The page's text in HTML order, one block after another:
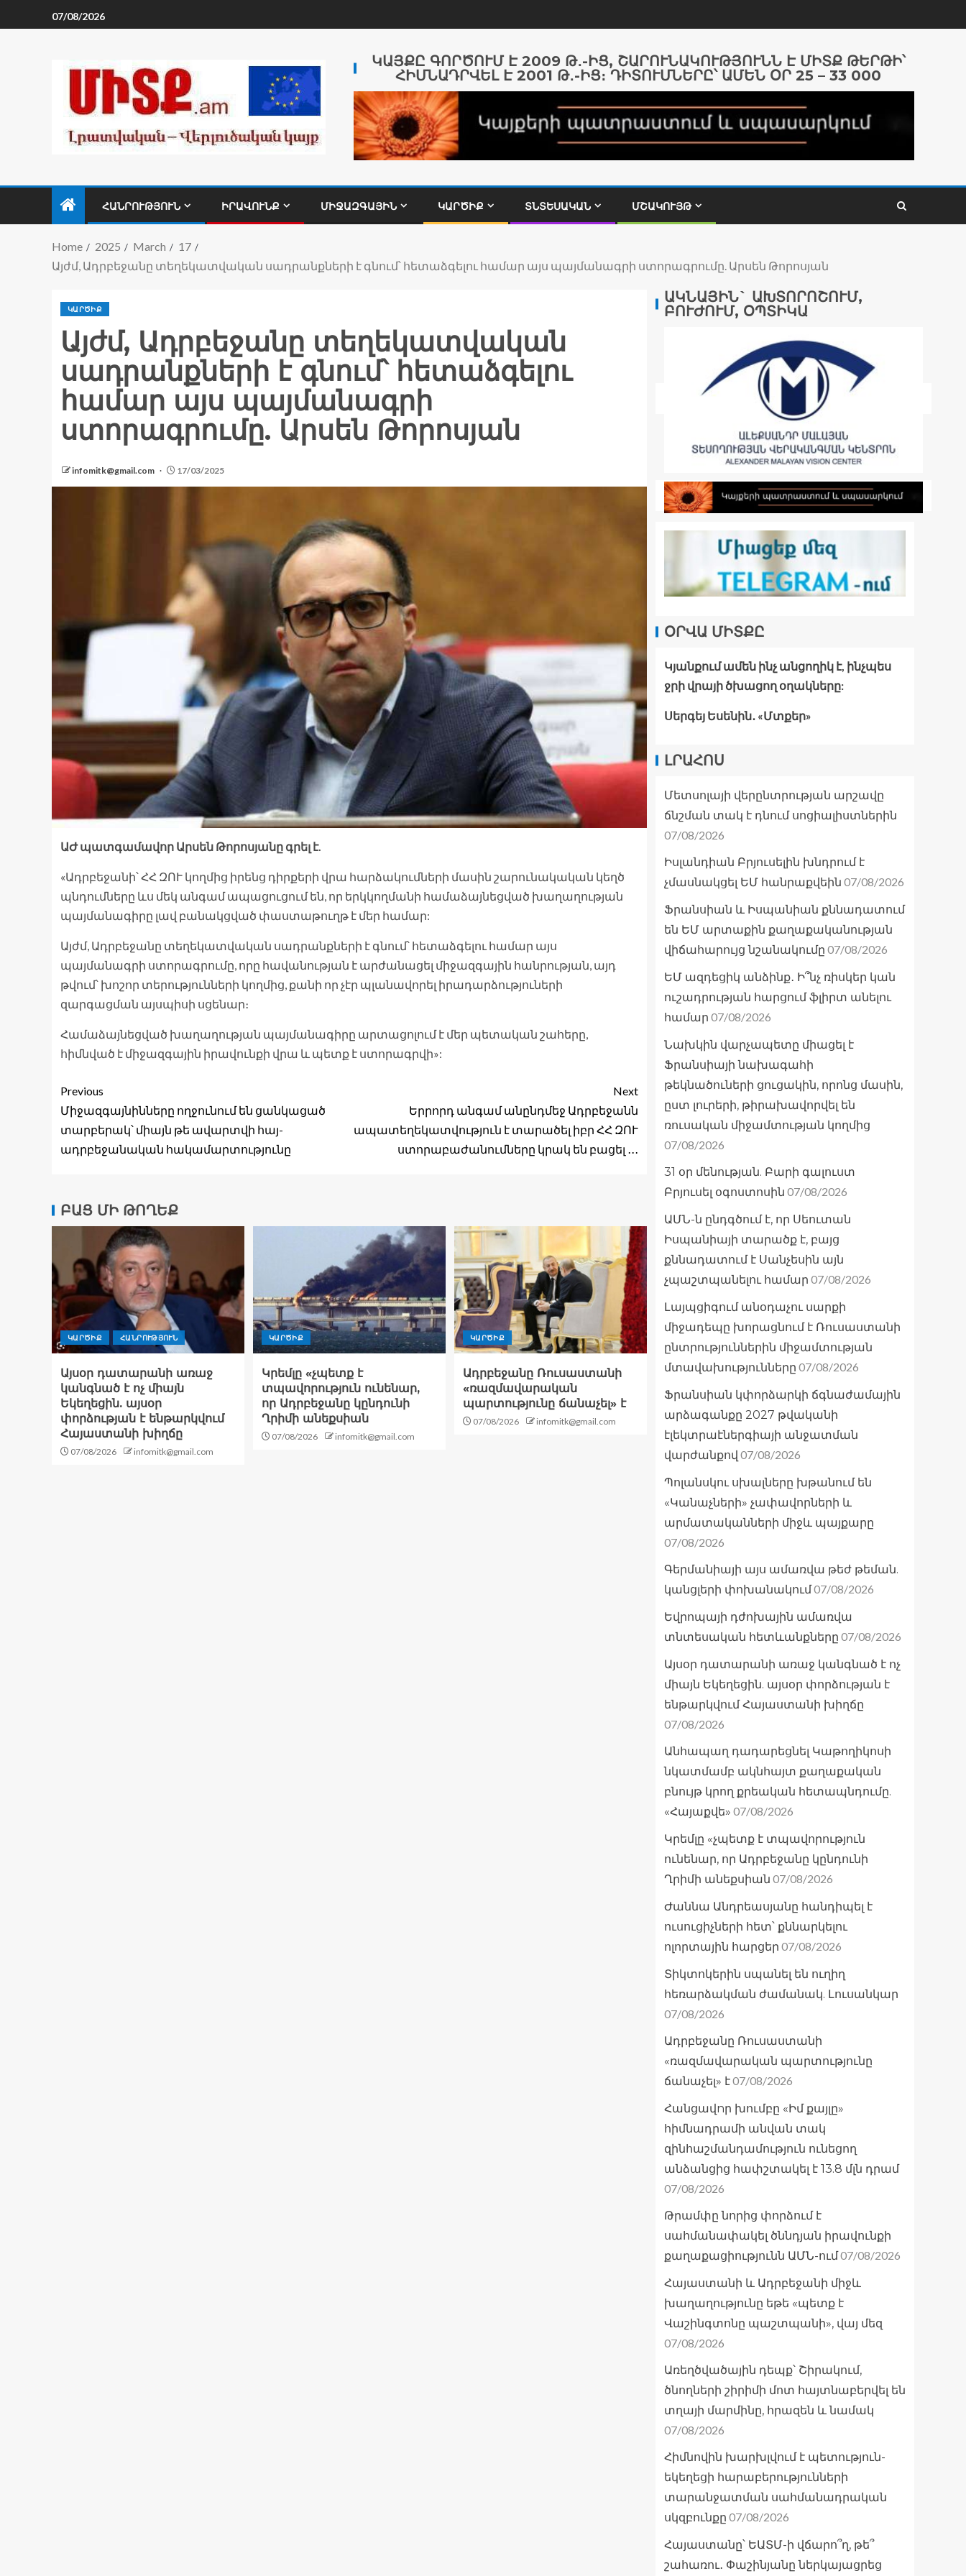
07/08/2026
ԿԱՅՔԸ ԳՈՐԾՈՒՄ Է 2009 Թ․-ԻՑ, ՇԱՐՈՒՆԱԿՈՒԹՅՈՒՆՆ Է ՄԻՏՔ ԹԵՐԹԻ՝
ՀԻՄՆԱԴՐՎԵԼ Է 2001 Թ․-ԻՑ։ ԴԻՏՈՒՄՆԵՐԸ՝ ԱՄԵՆ ՕՐ 25 – 33 000
ՀԱՆՐՈՒԹՅՈՒՆ ԻՐԱՎՈՒՆՔ ՄԻՋԱԶԳԱՅԻՆ ԿԱՐԾԻՔ ՏՆՏԵՍԱԿԱՆ ՄՇԱԿՈՒՅԹ
Home 2025 March
17
Այժմ, Ադրբեջանը տեղեկատվական սադրանքների է գնում՝ հետաձգելու համար այս պայմանագրի ստորագրումը. Արսեն Թորոսյան
ԿԱՐԾԻՔ
Այժմ, Ադրբեջանը տեղեկատվական
սադրանքների է գնում՝ հետաձգելու
համար այս պայմանագրի
ստորագրումը. Արսեն Թորոսյան
infomitk@gmail.com 17/03/2025
ԱԺ պատգամավոր Արսեն Թորոսյանը գրել է.
«Ադրբեջանի՝ ՀՀ ԶՈՒ կողմից իրենց դիրքերի վրա հարձակումների մասին շարունակական կեղծ
պնդումները ևս մեկ անգամ ապացուցում են, որ երկկողմանի համաձայնեցված խաղաղության
պայմանագիրը լավ բանակցված փաստաթուղթ է մեր համար:
Այժմ, Ադրբեջանը տեղեկատվական սադրանքների է գնում՝ հետաձգելու համար այս
պայմանագրի ստորագրումը, որը հավանության է արժանացել միջազգային հանրության, այդ
թվում՝ խոշոր տերությունների կողմից, քանի որ չէր պլանավորել իրադարձություների
զարգացման այսպիսի սցենար։
Համաձայնեցված խաղաղության պայմանագիրը արտացոլում է մեր պետական շահերը,
հիմնված է միջազգային իրավունքի վրա և պետք է ստորագրվի»:
Previous
Միջազգայնինները ողջունում են ցանկացած
տարբերակ՝ միայն թե ավարտվի հայ-
ադրբեջանական հակամարտությունը
Next
Երրորդ անգամ անընդմեջ Ադրբեջանն
ապատեղեկատվություն է տարածել իբր ՀՀ ԶՈՒ
ստորաբաժանումները կրակ են բացել ․․․
ԲԱՑ ՄԻ ԹՈՂԵՔ
ԿԱՐԾԻՔ ՀԱՆՐՈՒԹՅՈՒՆ
Այսօր դատարանի առաջ
կանգնած է ոչ միայն
Եկեղեցին. այսօր
փորձության է ենթարկվում
Հայաստանի խիղճը
07/08/2026 infomitk@gmail.com
ԿԱՐԾԻՔ
Կրեմլը «չպետք է
տպավորություն ունենար,
որ Ադրբեջանը կընդունի
Ղրիմի անեքսիան
07/08/2026 infomitk@gmail.com
ԿԱՐԾԻՔ
Ադրբեջանը Ռուսաստանի
«ռազմավարական
պարտությունը ճանաչել» է
07/08/2026 infomitk@gmail.com
ԱԿՆԱՅԻՆ` ԱԽՏՈՐՈՇՈՒՄ,
ԲՈՒԺՈՒՄ, ՕՊՏԻԿԱ
ՕՐՎԱ ՄԻՏՔԸ
Կյանքում ամեն ինչ անցողիկ է, ինչպես
ջրի վրայի ծխացող օղակները:
Սերգեյ Եսենին․ «Մտքեր»
ԼՐԱՀՈՍ
Մետսոլայի վերընտրության արշավը
ճնշման տակ է դնում սոցիալիստներին
07/08/2026
Իսլանդիան Բրյուսելին խնդրում է
չմասնակցել ԵՄ հանրաքվեին 07/08/2026
Ֆրանսիան և Իսպանիան քննադատում
են ԵՄ արտաքին քաղաքականության
վիճահարույց նշանակումը 07/08/2026
ԵՄ ազդեցիկ անձինք․ Ի՞նչ ռիսկեր կան
ուշադրության հարցում ֆլիրտ անելու
համար 07/08/2026
Նախկին վարչապետը միացել է
Ֆրանսիայի նախագահի
թեկնածուների ցուցակին, որոնց մասին,
ըստ լուրերի, թիրախավորվել են
ռուսական միջամտության կողմից
07/08/2026
31 օր մենության. Բարի գալուստ
Բրյուսել օգոստոսին 07/08/2026
ԱՄՆ-ն ընդգծում է, որ Սեուտան
Իսպանիայի տարածք է, բայց
քննադատում է Սանչեսին այն
չպաշտպանելու համար 07/08/2026
Լայպցիգում անօդաչու սարքի
միջադեպը խորացնում է Ռուսաստանի
ընտրություններին միջամտության
մտավախությունները 07/08/2026
Ֆրանսիան կփորձարկի ճգնաժամային
արձագանքը 2027 թվականի
էլեկտրաէներգիայի անջատման
վարժանքով 07/08/2026
Պոլանսկու սխալները խթանում են
«Կանաչների» չափավորների և
արմատականների միջև պայքարը
07/08/2026
Գերմանիայի այս ամառվա թեժ թեման.
կանցլերի փոխանակում07/08/2026
Եվրոպայի դժոխային ամառվա
տնտեսական հետևանքները 07/08/2026
Այսօր դատարանի առաջ կանգնած է ոչ
միայն Եկեղեցին. այսօր փորձության է
ենթարկվում Հայաստանի խիղճը
07/08/2026
Անհապաղ դադարեցնել Կաթողիկոսի
նկատմամբ ակնհայտ քաղաքական
բնույթ կրող քրեական հետապնդումը.
«Հայաքվե» 07/08/2026
Կրեմլը «չպետք է տպավորություն
ունենար, որ Ադրբեջանը կընդունի
Ղրիմի անեքսիան 07/08/2026
Ժաննա Անդրեասյանը հանդիպել է
ուսուցիչների հետ՝ քննարկելու
ոլորտային հարցեր 07/08/2026
Տիկտոկերին սպանել են ուղիղ
հեռարձակման ժամանակ. Լուսանկար
07/08/2026
Ադրբեջանը Ռուսաստանի
«ռազմավարական պարտությունը
ճանաչել» է07/08/2026
Հանցավnր խումբը «Իմ քայլը»
հիմնադրամի անվան տակ
զինհաշմանդամություն ունեցող
անձանցից հափշտակել է 13.8 մլն դրամ
07/08/2026
Թրամփը նորից փորձում է
սահմանափակել ծննդյան իրավունքի
քաղաքացիությունն ԱՄՆ-ում07/08/2026
Հայաստանի և Ադրբեջանի միջև
խաղաղությունը եթե «պետք է
Վաշինգտոնը պաշտպանի», վայ մեզ
07/08/2026
Առեղծվածային դեպք՝ Շիրակում,
ծնողների շիրիմի մոտ հայտնաբերվել են
տղայի մարմինը, հրազեն և նամակ
07/08/2026
Հիմնովին խարխլվում է պետություն-
եկեղեցի հարաբերությունների
տարանջատման սահմանադրական
սկզբունքը 07/08/2026
Հայաստանը՝ ԵԱՏՄ-ի վճարո՞ղ, թե՞
շահառու․ Փաշինյանը ներկայացրեց